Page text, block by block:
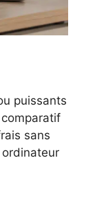
puissants
sans